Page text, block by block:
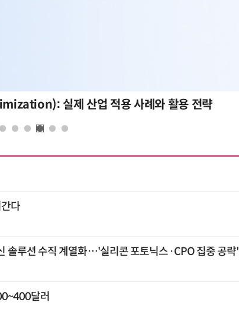
리 전략
다
솔루션 수직 계열화…'실리콘 포토닉스·CPO 집중 공략'
달러